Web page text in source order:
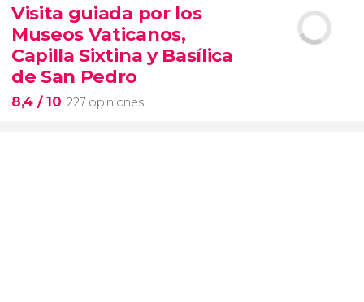
tour de contrastes de Nueva York VIP
barrios de Queens, Brooklyn, el Bronx y
Long Island
City grupos reducidos
Visita guiada por los
Museos Vaticanos,
Capilla Sixtina y Basílica
de San Pedro
8,4 / 10 227 opiniones